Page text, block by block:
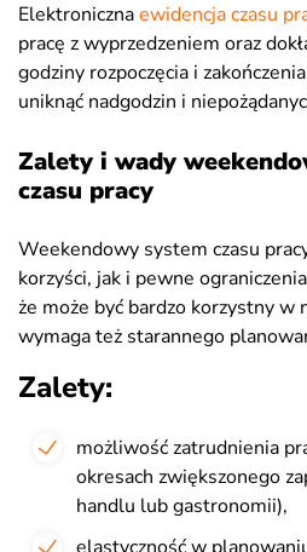
Elektronicznaewidencja czasu
pracę z wyprzedzeniem oraz
godziny rozpoczęcia i
uniknąć nadgodzin i
Zalety i wady
czasu pracy
Weekendowy system czasu
korzyści, jak i pewne
że może być bardzo korzystny w
wymaga też starannego
Zalety:
możliwość zatrudnienia
okresach zwiększonego
handlu lub gastronomii),